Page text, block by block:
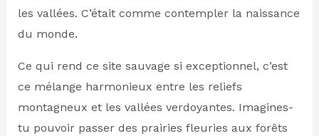
les vallées. C’était comme contempler la naissance
du monde.
Ce qui rend ce site sauvage si exceptionnel, c’est
ce mélange harmonieux entre les reliefs
montagneux et les vallées verdoyantes. Imagines-
tu pouvoir passer des prairies fleuries aux forêts